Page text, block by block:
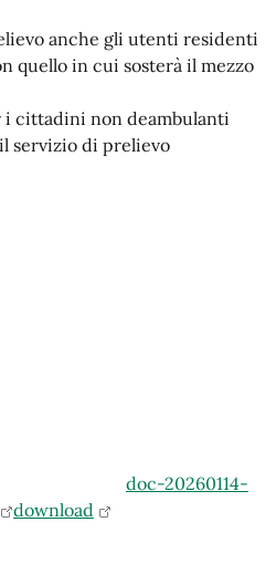
anche gli utenti residenti
quello in cui sosterà il mezzo
cittadini non deambulanti
servizio di prelievo
doc-20260114-
download